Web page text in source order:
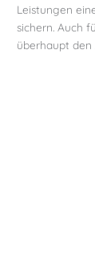
Leistungen
sichern. Auch
überhaupt den